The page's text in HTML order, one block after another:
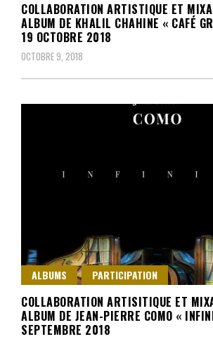
COLLABORATION ARTISTIQUE ET
ALBUM DE KHALIL CHAHINE « CAFÉ
19 OCTOBRE 2018
OCTOBRE 9, 2018
ALBUMS PARTICIPATION
COLLABORATION ARTISITIQUE ET
ALBUM DE JEAN-PIERRE COMO «
SEPTEMBRE 2018